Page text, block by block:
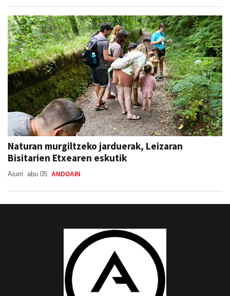
Naturan murgiltzeko jarduerak, Leizaran
Bisitarien Etxearen eskutik
Aiurri abu 05 ANDOAIN